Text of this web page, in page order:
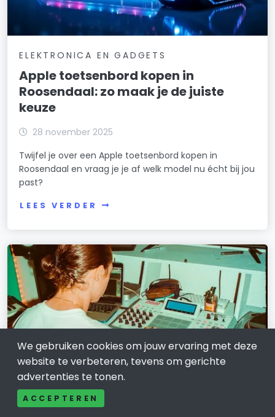
ELEKTRONICA EN GADGETS
Apple toetsenbord kopen in
Roosendaal: zo maak je de juiste
keuze
28 november 2025
Twijfel je over een Apple toetsenbord kopen in
Roosendaal en vraag je je af welk model nu écht bij jou
past?
LEES VERDER
COMMUNICATIE EN MEDIA
We gebruiken cookies om jouw ervaring met deze
website te verbeteren, tevens om gerichte
advertenties te tonen.
ACCEPTEREN